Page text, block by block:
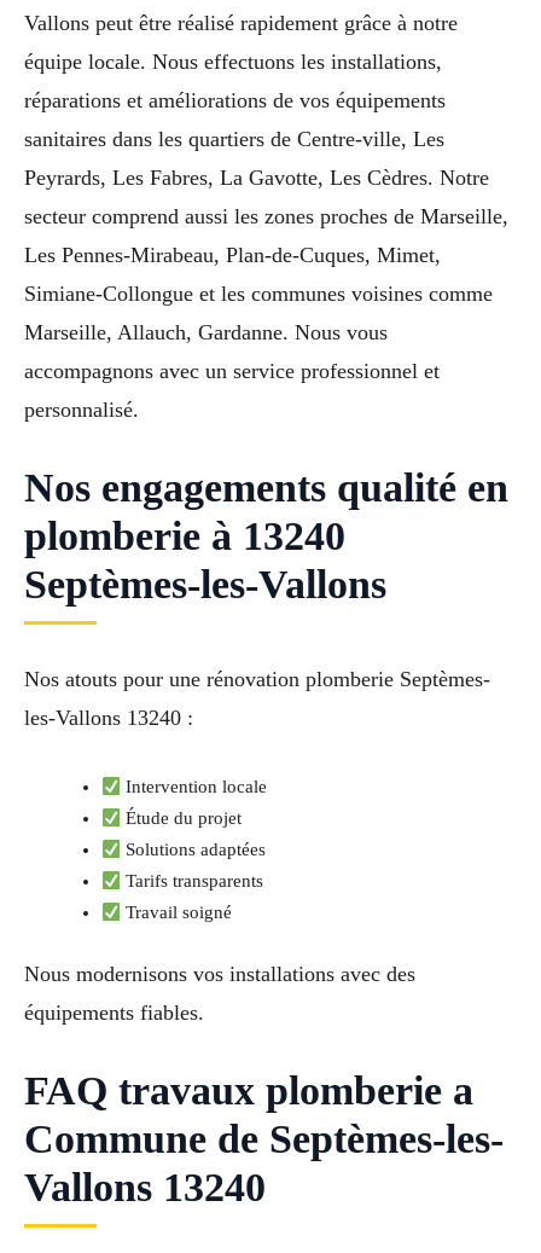
Vallons peut être réalisé rapidement grâce à notre
équipe locale. Nous effectuons les installations,
réparations et améliorations de vos équipements
sanitaires dans les quartiers de Centre-ville, Les
Peyrards, Les Fabres, La Gavotte, Les Cèdres. Notre
secteur comprend aussi les zones proches de Marseille,
Les Pennes-Mirabeau, Plan-de-Cuques, Mimet,
Simiane-Collongue et les communes voisines comme
Marseille, Allauch, Gardanne. Nous vous
accompagnons avec un service professionnel et
personnalisé.
Nos engagements qualité en
plomberie à 13240
Septèmes-les-Vallons
Nos atouts pour une rénovation plomberie Septèmes-
les-Vallons 13240 :
Intervention locale
Étude du projet
Solutions adaptées
Tarifs transparents
Travail soigné
Nous modernisons vos installations avec des
équipements fiables.
FAQ travaux plomberie a
Commune de Septèmes-les-
Vallons 13240